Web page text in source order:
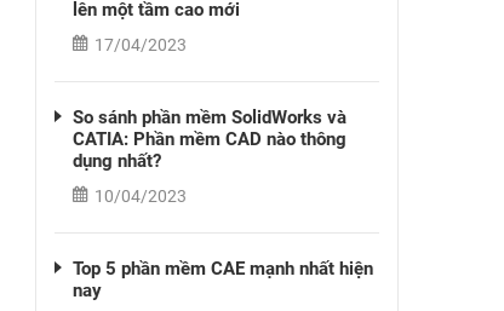
lên một tầm cao mới
17/04/2023
So sánh phần mềm SolidWorks và
CATIA: Phần mềm CAD nào thông
dụng nhất?
10/04/2023
Top 5 phần mềm CAE mạnh nhất hiện
nay